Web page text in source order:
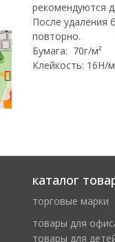
рекомендуются
После удаления
повторно.
Бумага: 70г/м²
Клейкость: 16Н/м
каталог
торговые марки
товары для
товары для